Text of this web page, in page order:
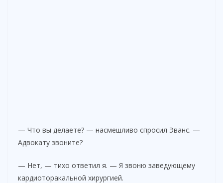
— Что вы делаете? — насмешливо спросил Эванс. —
Адвокату звоните?
— Нет, — тихо ответил я. — Я звоню заведующему
кардиоторакальной хирургией.